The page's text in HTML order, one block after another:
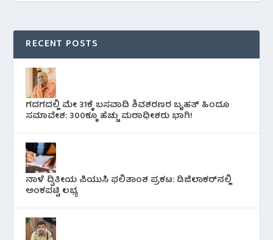
RECENT POSTS
ಗದಗದಲ್ಲಿ ಮೇ 31ಕ್ಕೆ ಬಸವಾದಿ ಶಿವಶರಣರ ಬೃಹತ್ ಹಿಂದೂ
ಸಮಾವೇಶ: 300ಕ್ಕೂ ಹೆಚ್ಚು ಮಠಾಧೀಶರು ಭಾಗಿ!
ನಾಳೆ ದ್ವಿತೀಯ ಪಿಯುಸಿ ಫಲಿತಾಂಶ ಪ್ರಕಟ: ಡಿಜಿಲಾಕರ್‌ನಲ್ಲಿ
ಅಂಕಪಟ್ಟಿ ಲಭ್ಯ